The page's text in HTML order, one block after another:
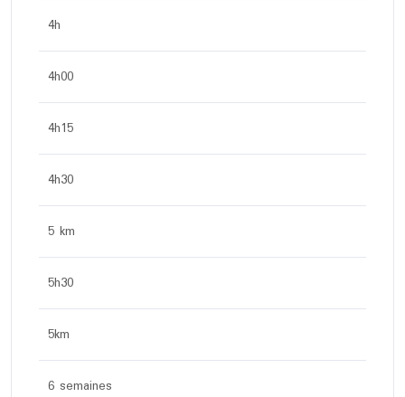
4h
4h00
4h15
4h30
5 km
5h30
5km
6 semaines